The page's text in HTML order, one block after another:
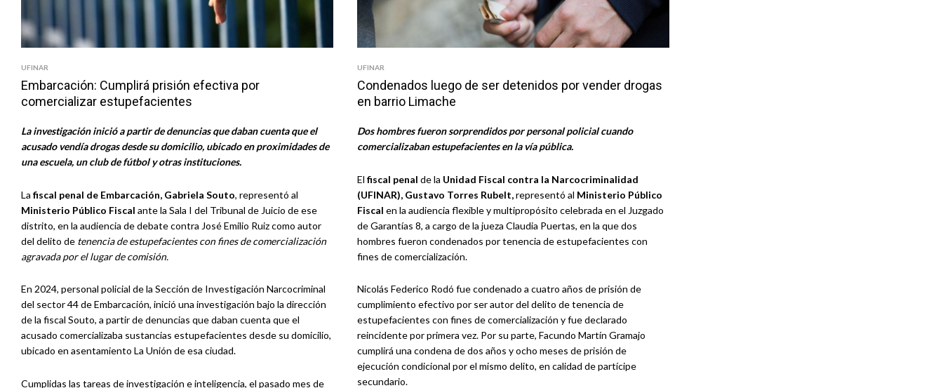
UFINAR
Embarcación: Cumplirá prisión efectiva por
comercializar estupefacientes
La investigación inició a partir de denuncias que daban cuenta que el
acusado vendía drogas desde su domicilio, ubicado en proximidades de
una escuela, un club de fútbol y otras instituciones.
La fiscal penal de Embarcación, Gabriela Souto, representó al
Ministerio Público Fiscal ante la Sala I del Tribunal de Juicio de ese
distrito, en la audiencia de debate contra José Emilio Ruiz como autor
del delito de tenencia de estupefacientes con fines de comercialización
agravada por el lugar de comisión.
En 2024, personal policial de la Sección de Investigación Narcocriminal
del sector 44 de Embarcación, inició una investigación bajo la dirección
de la fiscal Souto, a partir de denuncias que daban cuenta que el
acusado comercializaba sustancias estupefacientes desde su domicilio,
ubicado en asentamiento La Unión de esa ciudad.
Cumplidas las tareas de investigación e inteligencia, el pasado mes de
UFINAR
Condenados luego de ser detenidos por vender drogas
en barrio Limache
Dos hombres fueron sorprendidos por personal policial cuando
comercializaban estupefacientes en la vía pública.
El fiscal penal de la Unidad Fiscal contra la Narcocriminalidad
(UFINAR), Gustavo Torres Rubelt,representó al Ministerio Público
Fiscal en la audiencia flexible y multipropósito celebrada en el Juzgado
de Garantías 8, a cargo de la jueza Claudia Puertas, en la que dos
hombres fueron condenados por tenencia de estupefacientes con
fines de comercialización.
Nicolás Federico Rodó fue condenado a cuatro años de prisión de
cumplimiento efectivo por ser autor del delito de tenencia de
estupefacientes con fines de comercialización y fue declarado
reincidente por primera vez. Por su parte, Facundo Martín Gramajo
cumplirá una condena de dos años y ocho meses de prisión de
ejecución condicional por el mismo delito, en calidad de partícipe
secundario.